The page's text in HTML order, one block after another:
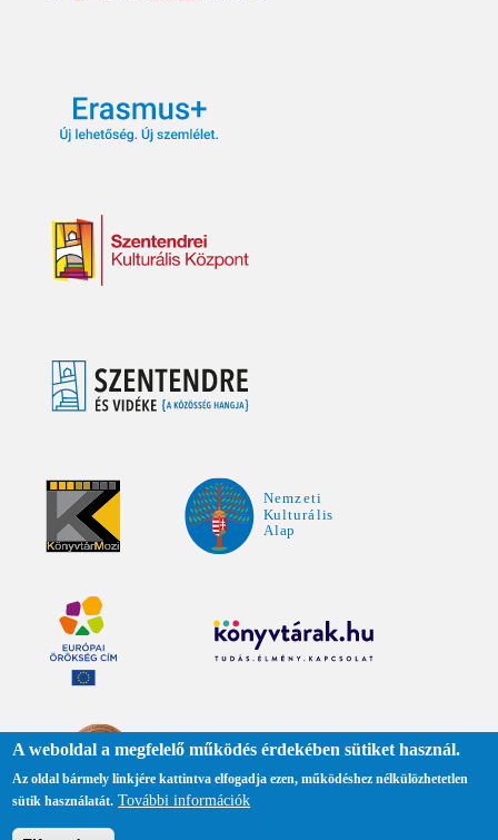
Adatkezelési tájékoztató
A weboldal a megfelelő működés érdekében sütiket használ.
Az oldal bármely linkjére kattintva elfogadja ezen, működéshez nélkülözhetetlen
sütik használatát. További információk